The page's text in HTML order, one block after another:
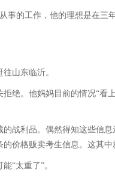
事的工作，他的理想是在三
山东临沂。
绝。他妈妈目前的情况“看
战利品。偶然得知这些信
价格贩卖考生信息。这其中
“太重了”。